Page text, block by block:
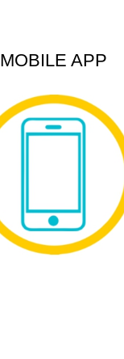
MOBILE APP